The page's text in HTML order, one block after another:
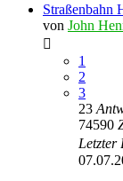
Straßenbahn
von John
1
2
3
23
74590
Letzter